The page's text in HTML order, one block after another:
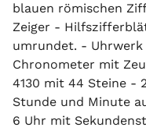
blauen römischen
Zeiger -
umrundet. -
Chronometer mit
4130 mit 44 Steine -
Stunde und Minute
6 Uhr mit